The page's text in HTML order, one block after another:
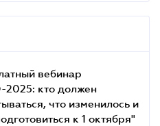
вебинар
кто должен
что изменилось и
к 1 октября"